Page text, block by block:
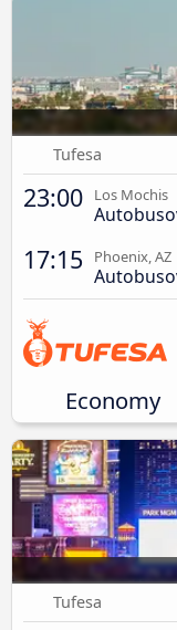
Tufesa
23:00 Los Mochis
17:15 Phoenix, AZ
Economy
Tufesa